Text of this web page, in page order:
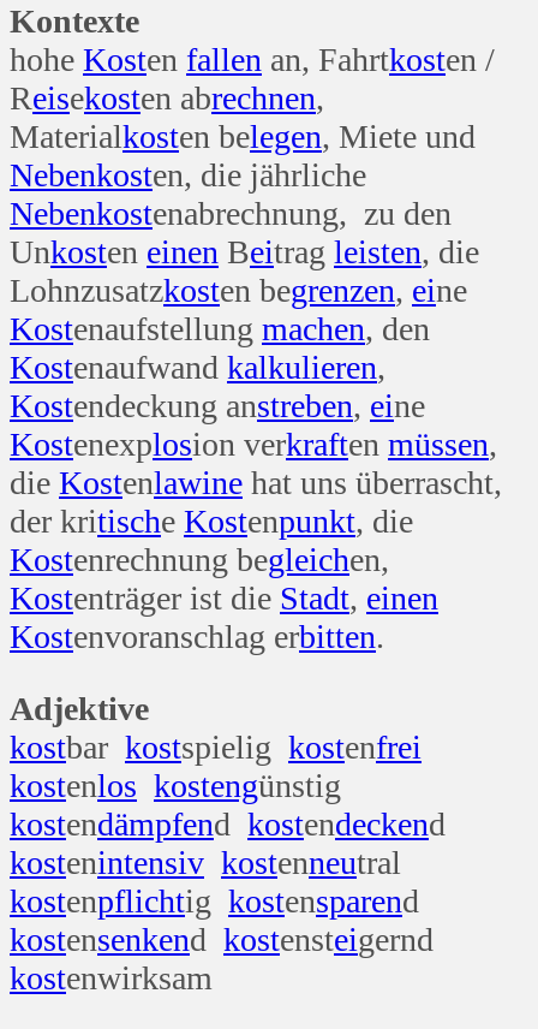
Kontexte
hohe Kosten fallen an, Fahrtkosten /
Reisekosten abrechnen,
Materialkosten belegen, Miete und
Nebenkosten, die jährliche
Nebenkostenabrechnung, zu den
Unkosten einen Beitrag leisten, die
Lohnzusatzkosten begrenzen, eine
Kostenaufstellung machen, den
Kostenaufwand kalkulieren,
Kostendeckung anstreben, eine
Kostenexplosion verkraften müssen,
die Kostenlawine hat uns überrascht,
der kritische Kostenpunkt, die
Kostenrechnung begleichen,
Kostenträger ist die Stadt, einen
Kostenvoranschlag erbitten.
Adjektive
kostbar kostspielig kostenfrei
kostenlos kostengünstig
kostendämpfend kostendeckend
kostenintensiv kostenneutral
kostenpflichtig kostensparend
kostensenkend kostensteigernd
kostenwirksam